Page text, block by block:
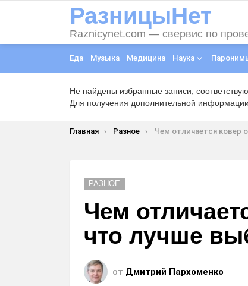
РазницыНет
Raznicynet.com — свервис по
Еда Музыка Медицина Наука
Не найдены избранные записи,
Для получения дополнительной
Вы здесь:
Главная Разное Чем отличается ковер от паласа и что
РАЗНОЕ
Чем
что лучше
от Дмитрий Пархоменко